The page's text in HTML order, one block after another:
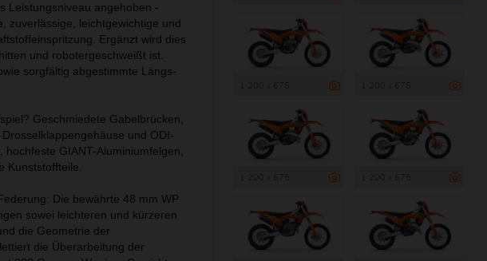
Leistungsniveau angehoben -
zuverlässige, leichtgewichtige und
Ergänzt wird dies
und robotergeschweißt ist.
sorgfältig abgestimmte Längs-
Geschmiedete Gabelbrücken,
und ODI-
GIANT-Aluminiumfelgen,
Kunststoffteile.
Die bewährte 48 mm WP
sowei leichteren und kürzeren
die Geometrie der
die Überarbeitung der